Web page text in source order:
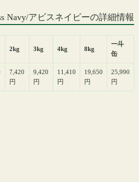
Navy/アビスネイビーの詳細情報
2kg 3kg 4kg 8kg
一斗
缶
7,420
円
9,420
円
11,410
円
19,650
円
25,990
円